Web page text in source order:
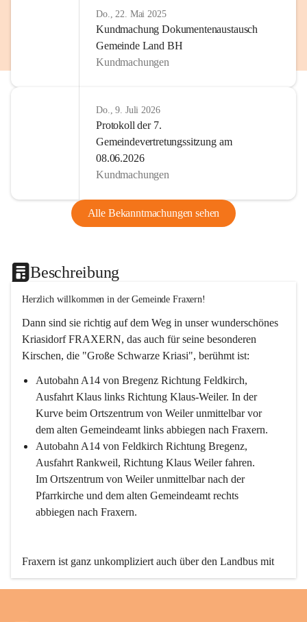
Do., 22. Mai 2025
Kundmachung Dokumentenaustausch
Gemeinde Land BH
Kundmachungen
Do., 9. Juli 2026
Protokoll der 7.
Gemeindevertretungssitzung am
08.06.2026
Kundmachungen
Alle Bekanntmachungen sehen
Beschreibung
Herzlich willkommen in der Gemeinde Fraxern!
Dann sind sie richtig auf dem Weg in unser wunderschönes
Kriasidorf FRAXERN, das auch für seine besonderen
Kirschen, die "Große Schwarze Kriasi", berühmt ist:
Autobahn A14 von Bregenz Richtung Feldkirch,
Ausfahrt Klaus links Richtung Klaus-Weiler. In der
Kurve beim Ortszentrum von Weiler unmittelbar vor
dem alten Gemeindeamt links abbiegen nach Fraxern.
Autobahn A14 von Feldkirch Richtung Bregenz,
Ausfahrt Rankweil, Richtung Klaus Weiler fahren.
Im Ortszentrum von Weiler unmittelbar nach der
Pfarrkirche und dem alten Gemeindeamt rechts
abbiegen nach Fraxern.
Fraxern ist ganz unkompliziert auch über den Landbus mit
den öffentlichen Verkehrsmitteln zu erreichen. Die Linie